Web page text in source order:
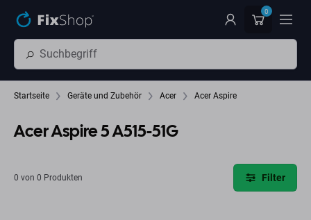
0
Startseite Geräte und Zubehör Acer Acer Aspire
Acer Aspire 5 A515-51G
0 von 0 Produkten Filter